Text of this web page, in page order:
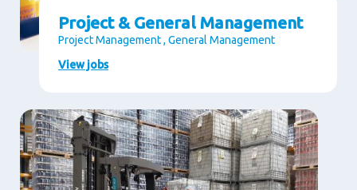
Project & General Management
Project Management , General Management
View jobs